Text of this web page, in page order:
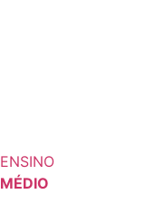
ENSINO
MÉDIO